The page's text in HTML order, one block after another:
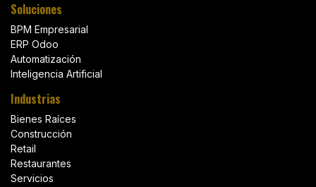
Soluciones
BPM Empresarial
ERP Odoo
Automatización
Inteligencia Artificial
Industrias
Bienes Raíces
Construcción
Retail
Restaurantes
Servicios